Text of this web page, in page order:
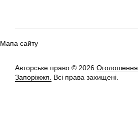
Мапа сайту
Авторське право © 2026 Оголошення
Запоріжжя.
Всі права захищені.